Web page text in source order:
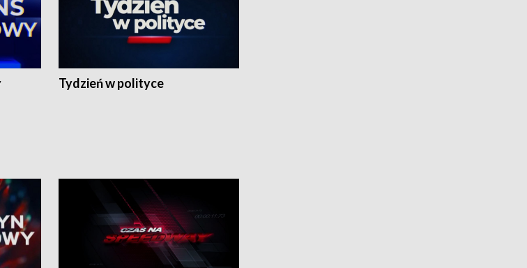
Tydzień w polityce